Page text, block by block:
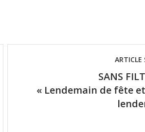
ARTICLE
SANS
« Lendemain de fête